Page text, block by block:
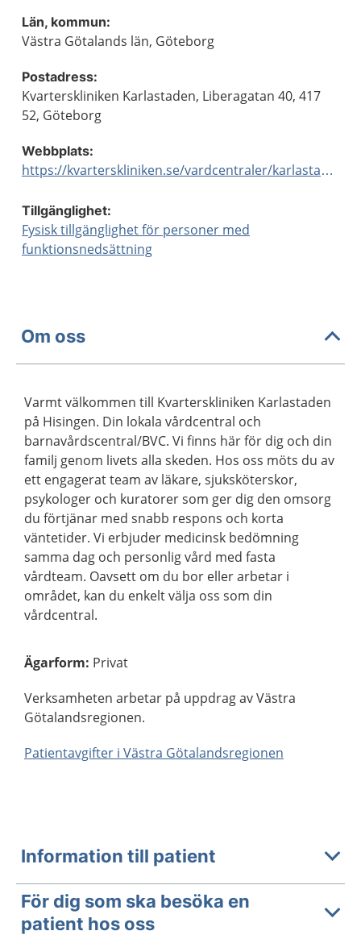
Län, kommun:
Västra Götalands län, Göteborg
Postadress:
Kvarterskliniken Karlastaden, Liberagatan 40, 417
52, Göteborg
Webbplats:
https://kvarterskliniken.se/vardcentraler/karlastaden/
Tillgänglighet:
Fysisk tillgänglighet för personer med
funktionsnedsättning
Om oss
Varmt välkommen till Kvarterskliniken Karlastaden
på Hisingen. Din lokala vårdcentral och
barnavårdscentral/BVC. Vi finns här för dig och din
familj genom livets alla skeden. Hos oss möts du av
ett engagerat team av läkare, sjuksköterskor,
psykologer och kuratorer som ger dig den omsorg
du förtjänar med snabb respons och korta
väntetider. Vi erbjuder medicinsk bedömning
samma dag och personlig vård med fasta
vårdteam. Oavsett om du bor eller arbetar i
området, kan du enkelt välja oss som din
vårdcentral.
Ägarform: Privat
Verksamheten arbetar på uppdrag av Västra
Götalandsregionen.
Patientavgifter i Västra Götalandsregionen
Information till patient
För dig som ska besöka en
patient hos oss